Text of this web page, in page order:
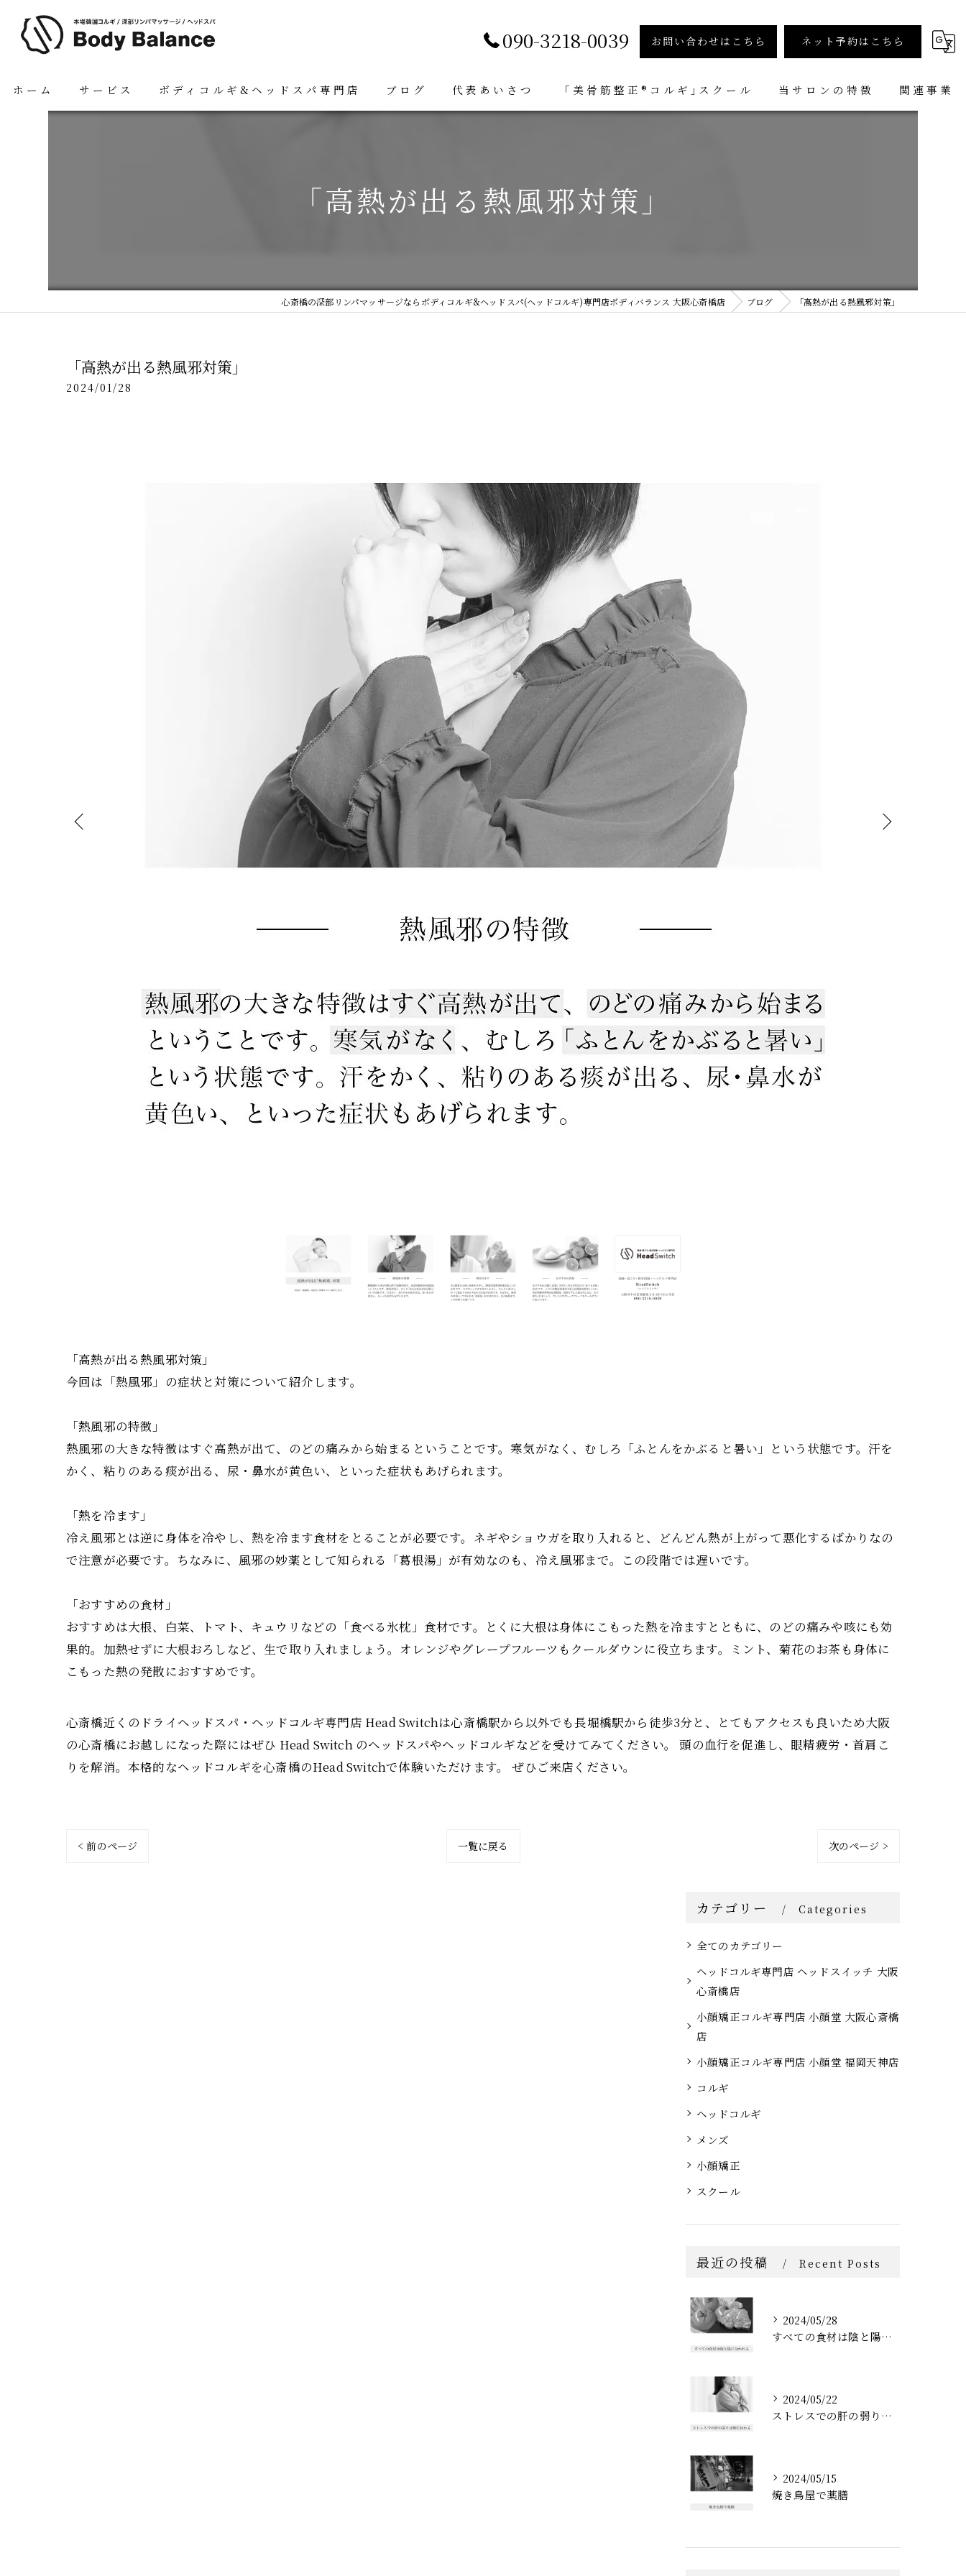
090-3218-0039 お問い合わせはこちら ネット予約はこちら
ホーム サービス ボディコルギ&ヘッドスパ専門店 ブログ 代表あいさつ 「美骨筋整正®︎コルギ｣スクール 当サロンの特徴 関連事業
「高熱が出る熱風邪対策」
心斎橋の深部リンパマッサージならボディコルギ&ヘッドスパ(ヘッドコルギ)専門店ボディバランス 大阪心斎橋店 ブログ 「高熱が出る熱風邪対策」
「高熱が出る熱風邪対策」
2024/01/28
「高熱が出る熱風邪対策」
今回は「熱風邪」の症状と対策について紹介します。
「熱風邪の特徴」
熱風邪の大きな特徴はすぐ高熱が出て、のどの痛みから始まるということです。寒気がなく、むしろ「ふとんをかぶると暑い」という状態です。汗を
かく、粘りのある痰が出る、尿・鼻水が黄色い、といった症状もあげられます。
「熱を冷ます」
冷え風邪とは逆に身体を冷やし、熱を冷ます食材をとることが必要です。ネギやショウガを取り入れると、どんどん熱が上がって悪化するばかりなの
で注意が必要です。ちなみに、風邪の妙薬として知られる「葛根湯」が有効なのも、冷え風邪まで。この段階では遅いです。
「おすすめの食材」
おすすめは大根、白菜、トマト、キュウリなどの「食べる氷枕」食材です。とくに大根は身体にこもった熱を冷ますとともに、のどの痛みや咳にも効
果的。加熱せずに大根おろしなど、生で取り入れましょう。オレンジやグレープフルーツもクールダウンに役立ちます。ミント、菊花のお茶も身体に
こもった熱の発散におすすめです。
心斎橋近くのドライヘッドスパ・ヘッドコルギ専門店 Head Switchは心斎橋駅から以外でも長堀橋駅から徒歩3分と、とてもアクセスも良いため大阪
の心斎橋にお越しになった際にはぜひ Head Switch のヘッドスパやヘッドコルギなどを受けてみてください。 頭の血行を促進し、眼精疲労・首肩こ
りを解消。本格的なヘッドコルギを心斎橋のHead Switchで体験いただけます。 ぜひご来店ください。
< 前のページ 一覧に戻る 次のページ >
カテゴリー Categories
全てのカテゴリー
ヘッドコルギ専門店 ヘッドスイッチ 大阪
心斎橋店
小顔矯正コルギ専門店 小顔堂 大阪心斎橋
店
小顔矯正コルギ専門店 小顔堂 福岡天神店
コルギ
ヘッドコルギ
メンズ
小顔矯正
スクール
最近の投稿 Recent Posts
2024/05/28
すべての食材は陰と陽に分かれる
2024/05/22
ストレスでの肝の弱りは脾に伝わる
2024/05/15
焼き鳥屋で薬膳